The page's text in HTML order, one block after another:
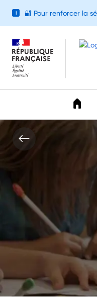
i 🔐 Pour renforcer la